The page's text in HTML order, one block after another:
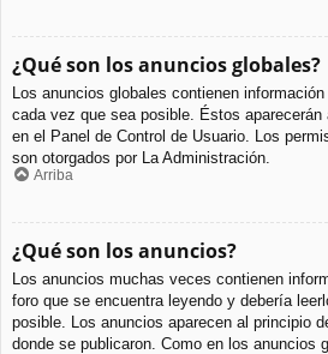
¿Qué son los anuncios globales?
Los anuncios globales contienen
cada vez que sea posible. Éstos
en el Panel de Control de Usuario. Los
son otorgados por La Administración.
Arriba
¿Qué son los anuncios?
Los anuncios muchas veces contienen
foro que se encuentra leyendo y debería
posible. Los anuncios aparecen al principio
donde se publicaron. Como en los anuncios